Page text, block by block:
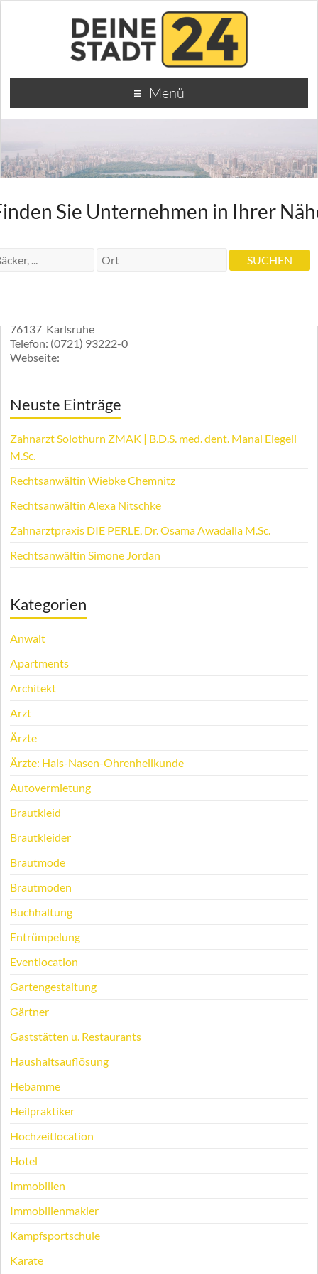
Menü
Sie Unternehmen in Ihrer
76137 Karlsruhe
Telefon: (0721) 93222-0
Webseite:
Neuste Einträge
Zahnarzt Solothurn ZMAK | B.D.S. med. dent. Manal Elegeli
M.Sc.
Rechtsanwältin Wiebke Chemnitz
Rechtsanwältin Alexa Nitschke
Zahnarztpraxis DIE PERLE, Dr. Osama Awadalla M.Sc.
Rechtsanwältin Simone Jordan
Kategorien
Anwalt
Apartments
Architekt
Arzt
Ärzte
Ärzte: Hals-Nasen-Ohrenheilkunde
Autovermietung
Brautkleid
Brautkleider
Brautmode
Brautmoden
Buchhaltung
Entrümpelung
Eventlocation
Gartengestaltung
Gärtner
Gaststätten u. Restaurants
Haushaltsauflösung
Hebamme
Heilpraktiker
Hochzeitlocation
Hotel
Immobilien
Immobilienmakler
Kampfsportschule
Karate